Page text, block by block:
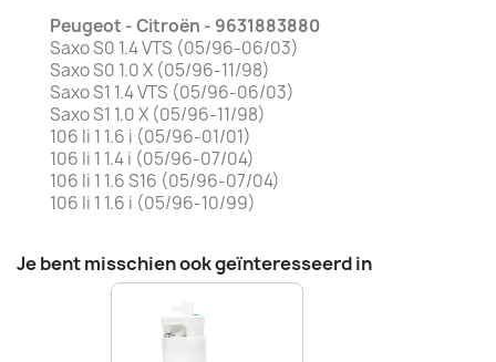
Peugeot - Citroën - 9631883880
Saxo S0 1.4 VTS (05/96-06/03)
Saxo S0 1.0 X (05/96-11/98)
Saxo S1 1.4 VTS (05/96-06/03)
Saxo S1 1.0 X (05/96-11/98)
106 Ii 1 1.6 i (05/96-01/01)
106 Ii 1 1.4 i (05/96-07/04)
106 Ii 1 1.6 S16 (05/96-07/04)
106 Ii 1 1.6 i (05/96-10/99)
Je bent misschien ook geïnteresseerd in